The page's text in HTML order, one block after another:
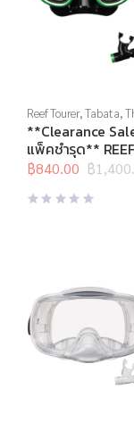
Reef Tourer,Tabata,
Sports Brand,กีฬาทา
หน้ากากดำน้ำ,อุปกรณ์
**Clearance
แพ็คชำรุด** REEF
TOURER หน้ากาก
฿
Original
price
was:
฿840.00
Current
price
is: